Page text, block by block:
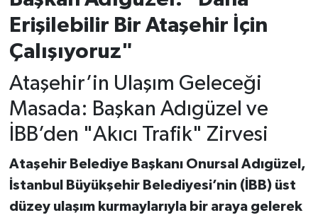
Erişilebilir Bir Ataşehir İçin
Çalışıyoruz"
Ataşehir’in Ulaşım Geleceği
Masada: Başkan Adıgüzel ve
İBB’den "Akıcı Trafik" Zirvesi
Ataşehir Belediye Başkanı Onursal Adıgüzel,
İstanbul Büyükşehir Belediyesi’nin (İBB) üst
düzey ulaşım kurmaylarıyla bir araya gelerek